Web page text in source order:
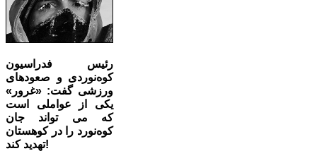
رئیس فدراسیون
کوه‌نوردی و صعودهای
ورزشی گفت: «غرور»
یکی از عواملی است
که می تواند جان
کوه‌نورد را در کوهستان
تهدید کند!